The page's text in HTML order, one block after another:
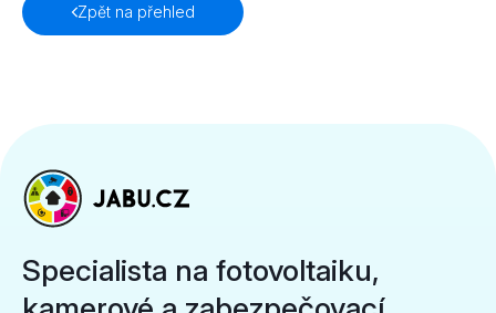
Zpět na přehled
Specialista na fotovoltaiku,